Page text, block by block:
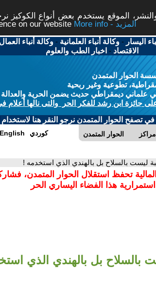
الموقع يستخدم بعض أنواع الكوكيز
on our website
More info - المزيد
اليسار -وكالة أنباء العلمانية -وكالة أنباء العمال
الاقتصاد - اخبار الطب والعلوم
الحوار المتمدن
تطوعية وغير ربحية
ديمقراطي حديث يضمن الحرية والعدالة
جائزة ابن رشد للفكر الحر والتى نالها أعلام
تصفح الحوار المتمدن نرجو النقر هنا لاستخدام
الحوار المتمدن مراكز English كوردي
ليست بالسلاح بل بالهندي الذي استخدمه !
تحفظ استقلال الحوار المتمدن،
استمرارية هذا الفضاء اليساري الحر
بالسلاح بل بالهندي الذي